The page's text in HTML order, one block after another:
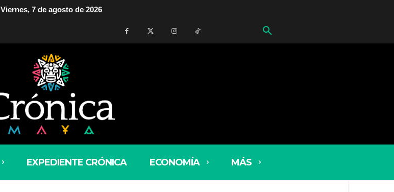
Viernes, 7 de agosto de 2026
EXPEDIENTE CRÓNICA ECONOMÍA MÁS